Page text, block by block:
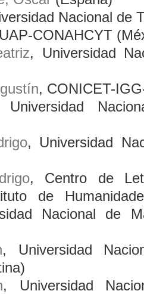
Nacional de
CONAHCYT
, Universidad
, CONICET-
, Universidad
, Centro de
de
Nacional de
, Universidad
, Universidad